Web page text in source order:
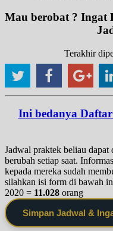
Mau berobat ? Ingat
Terakhir
Ini bedanya
Jadwal praktek beliau
berubah setiap saat.
kepada mereka sudah
silahkan isi form di bawah
2020 = 11.028 orang
Simpan Jadwal &